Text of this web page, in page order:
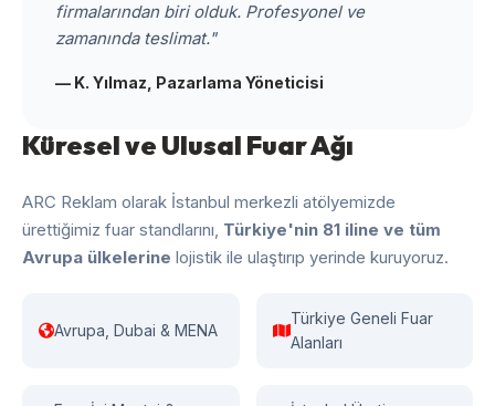
firmalarından biri olduk. Profesyonel ve
zamanında teslimat."
— K. Yılmaz, Pazarlama Yöneticisi
Küresel ve Ulusal Fuar Ağı
ARC Reklam olarak İstanbul merkezli atölyemizde
ürettiğimiz fuar standlarını, Türkiye'nin 81 iline ve tüm
Avrupa ülkelerine lojistik ile ulaştırıp yerinde kuruyoruz.
Avrupa, Dubai & MENA
Türkiye Geneli Fuar
Alanları